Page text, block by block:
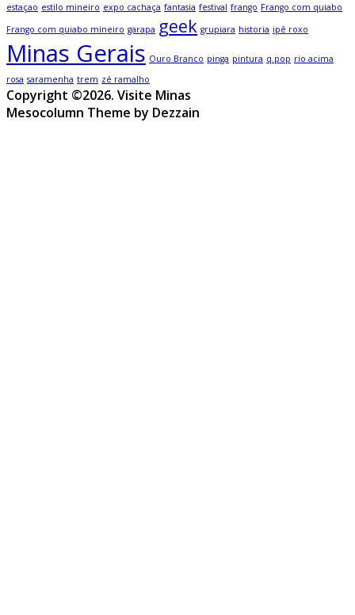
estaçao estilo mineiro expo cachaça fantasia festival frango Frango com quiabo
Frango com quiabo mineiro garapa geek grupiara historia ipê roxo
Minas Gerais Ouro Branco pinga pintura q.pop rio acima
rosa saramenha trem zé ramalho
Copyright ©2026. Visite Minas
Mesocolumn Theme by Dezzain